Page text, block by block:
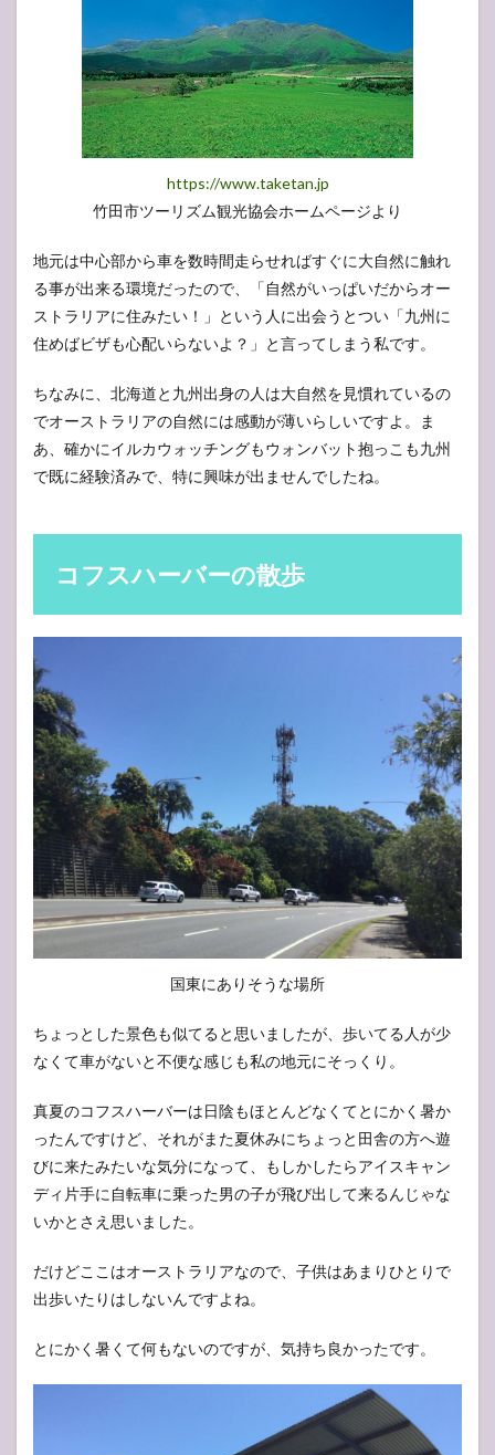
https://www.taketan.jp
竹田市ツーリズム観光協会ホームページより
地元は中心部から車を数時間走らせればすぐに大自然に触れ
る事が出来る環境だったので、「自然がいっぱいだからオー
ストラリアに住みたい！」という人に出会うとつい「九州に
住めばビザも心配いらないよ？」と言ってしまう私です。
ちなみに、北海道と九州出身の人は大自然を見慣れているの
でオーストラリアの自然には感動が薄いらしいですよ。ま
あ、確かにイルカウォッチングもウォンバット抱っこも九州
で既に経験済みで、特に興味が出ませんでしたね。
コフスハーバーの散歩
国東にありそうな場所
ちょっとした景色も似てると思いましたが、歩いてる人が少
なくて車がないと不便な感じも私の地元にそっくり。
真夏のコフスハーバーは日陰もほとんどなくてとにかく暑か
ったんですけど、それがまた夏休みにちょっと田舎の方へ遊
びに来たみたいな気分になって、もしかしたらアイスキャン
ディ片手に自転車に乗った男の子が飛び出して来るんじゃな
いかとさえ思いました。
だけどここはオーストラリアなので、子供はあまりひとりで
出歩いたりはしないんですよね。
とにかく暑くて何もないのですが、気持ち良かったです。